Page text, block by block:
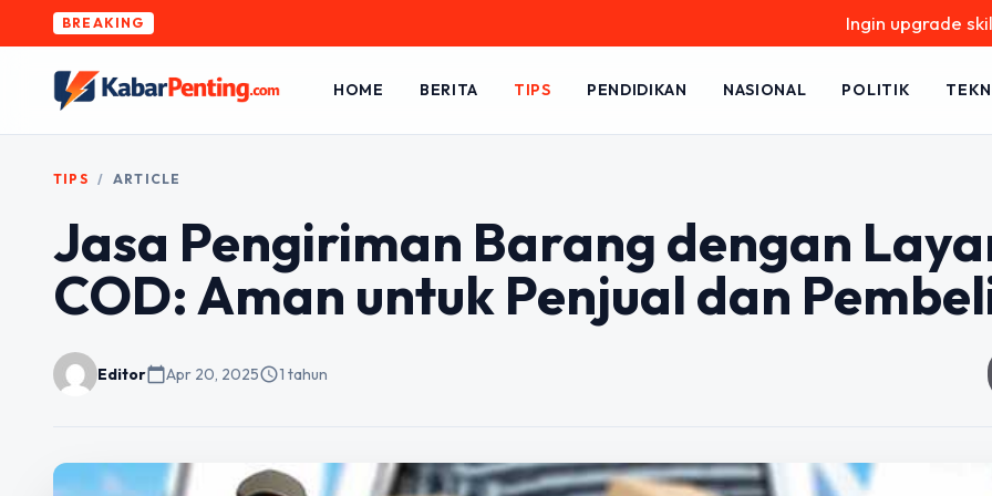
BREAKING Ingin upgrade skill tanpa
HOME BERITA TIPS PENDIDIKAN NASIONAL POLITIK
TIPS / ARTICLE
Jasa Pengiriman Barang dengan
COD: Aman untuk Penjual dan
Editorcalendar_todayApr 20, 2025schedule1 tahun